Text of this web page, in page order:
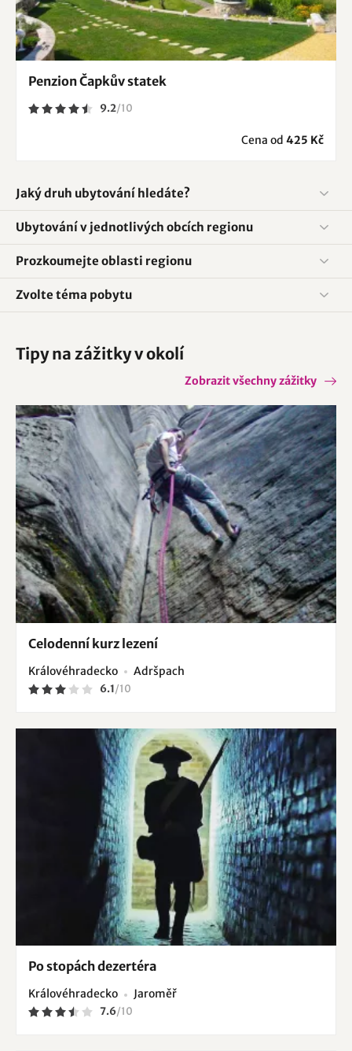
Penzion Čapkův statek
9.2/10
Cena od 425 Kč
Jaký druh ubytování hledáte?
Ubytování v jednotlivých obcích regionu
Prozkoumejte oblasti regionu
Zvolte téma pobytu
Tipy na zážitky v okolí
Zobrazit všechny zážitky
Celodenní kurz lezení
Královéhradecko Adršpach
6.1/10
Po stopách dezertéra
Královéhradecko Jaroměř
7.6/10